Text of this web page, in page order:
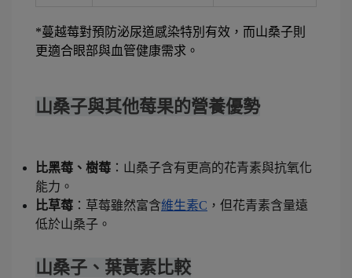
*蔓越莓對預防泌尿道感染特別有效，而山桑子則
更適合眼部與血管健康需求。
山桑子與其他莓果的營養優勢
比黑莓、樹莓 ：山桑子含有更高的花青素與抗氧化
能力。
比草莓 ：草莓雖然富含維生素C ，但花青素含量遠
低於山桑子。
山桑子、葉黃素比較